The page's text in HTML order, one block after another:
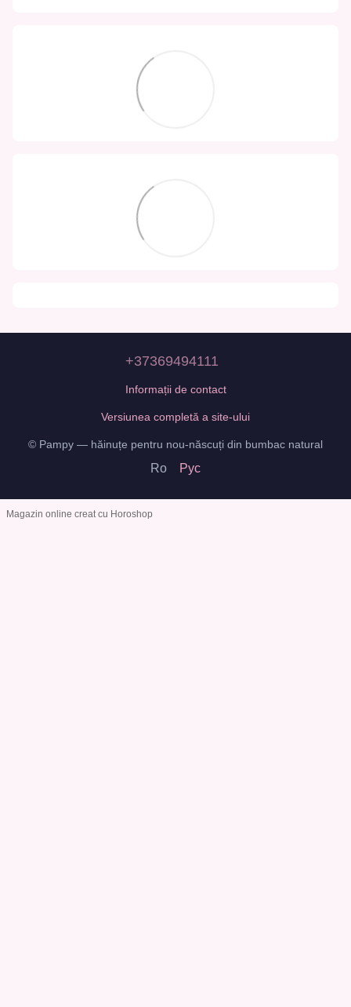
+37369494111
Informații de contact
Versiunea completă a site-ului
© Pampy — hăinuțe pentru nou-născuți din bumbac natural
Ro Рус
Magazin online creat cu Horoshop